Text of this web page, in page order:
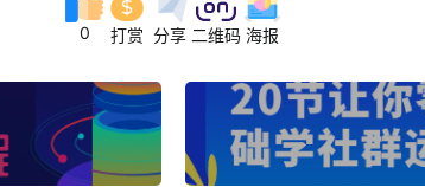
0 打赏 分享 二维码 海报